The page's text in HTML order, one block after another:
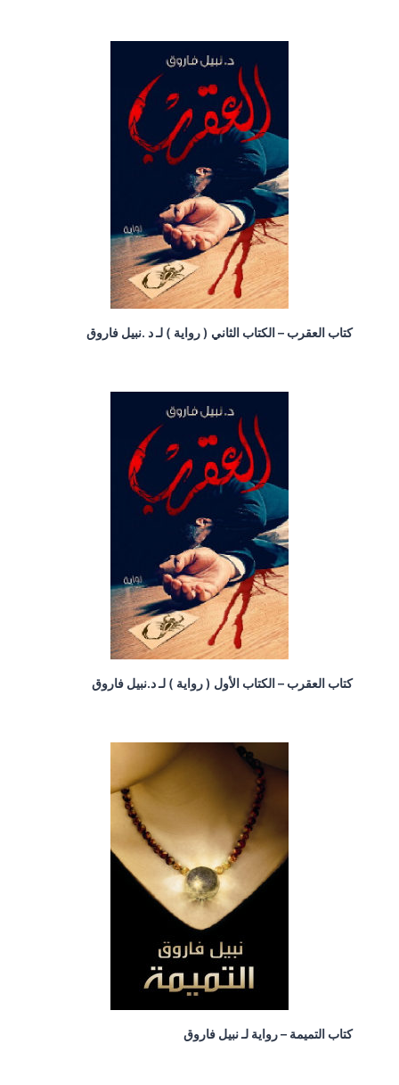
كتاب العقرب – الكتاب الثاني ( رواية ) لـ د .نبيل فاروق
كتاب العقرب – الكتاب الأول ( رواية ) لـ د.نبيل فاروق
كتاب التميمة – رواية لـ نبيل فاروق